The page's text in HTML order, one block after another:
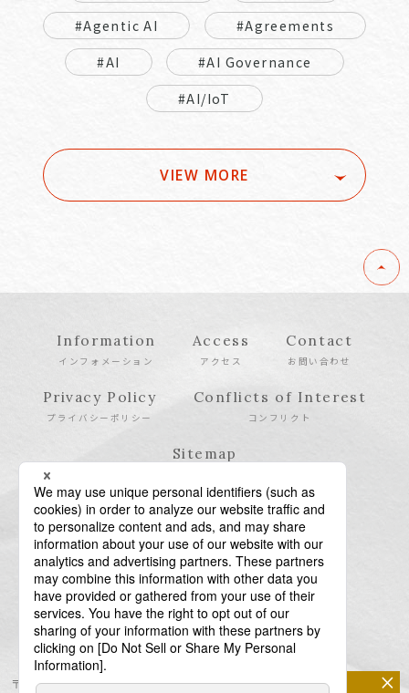
#Agentic AI
#Agreements
#AI
#AI Governance
#AI/IoT
VIEW MORE
Information
インフォメーション
Access
アクセス
Contact
お問い合わせ
Privacy Policy
プライバシーポリシー
Conflicts of Interest
コンフリクト
Sitemap
〒106-6123 東京都港区六本木6-10-1 六本木ヒルズ森タワー23
×